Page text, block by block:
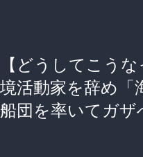
【どうしてこう
境活動家を辞め「
船団を率いてガザ